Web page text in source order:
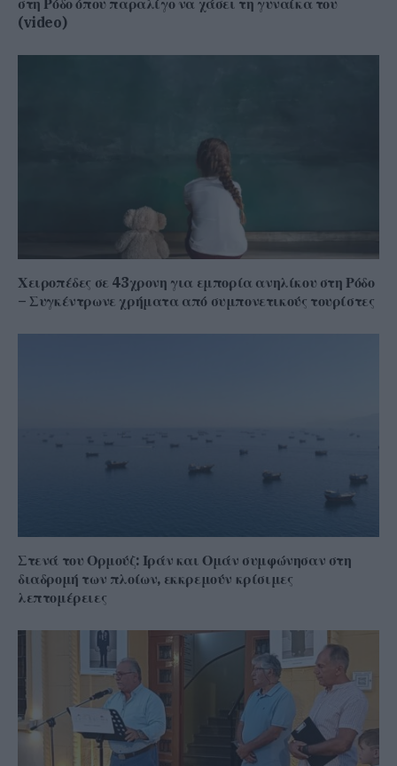
στη Ρόδο όπου παραλίγο να χάσει τη γυναίκα του
(video)
Χειροπέδες σε 43χρονη για εμπορία ανηλίκου στη Ρόδο
– Συγκέντρωνε χρήματα από συμπονετικούς τουρίστες
Στενά του Ορμούζ: Ιράν και Ομάν συμφώνησαν στη
διαδρομή των πλοίων, εκκρεμούν κρίσιμες
λεπτομέρειες